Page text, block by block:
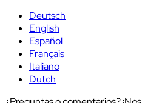
Deutsch
English
Español
Français
Italiano
Dutch